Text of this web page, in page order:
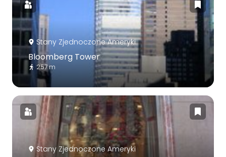
Stany Zjednoczone Ameryki
Bloomberg Tower
257 m
Stany Zjednoczone Ameryki